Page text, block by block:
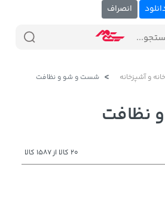
انصراف
خانه و آشپزخانه شست و شو و نظافت
نظافت
20 کالا از 1587 کالا